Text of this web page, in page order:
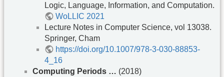
Logic, Language, Information, and Computation.
WoLLIC 2021
Lecture Notes in Computer Science, vol 13038.
Springer, Cham
https://doi.org/10.1007/978-3-030-88853-
4_16
Computing Periods … (2018)